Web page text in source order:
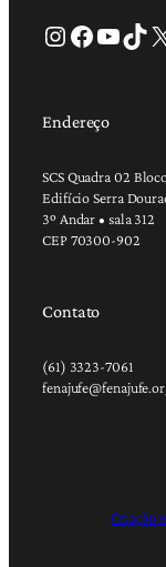
Instagram Facebook Youtube TikTok X
Endereço
SCS Quadra 02
Edifício Serra
3º Andar • sala 312
CEP 70300-902
Contato
(61) 3323-7061
Criação